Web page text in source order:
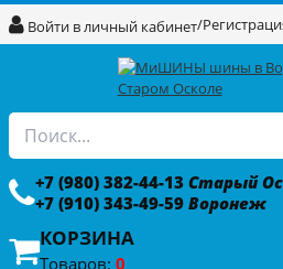
Войти в личный кабинет/
+7 (980) 382-44-13 Старый
+7 (910) 343-49-59 Воронеж
КОРЗИНА
Товаров: 0